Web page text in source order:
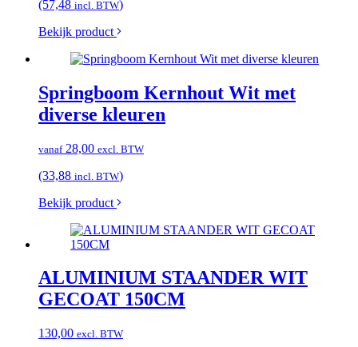
(57,48 incl. BTW)
Bekijk product
Springboom Kernhout Wit met
diverse kleuren
vanaf28,00 excl. BTW
(33,88 incl. BTW)
Bekijk product
ALUMINIUM STAANDER WIT
GECOAT 150CM
130,00 excl. BTW